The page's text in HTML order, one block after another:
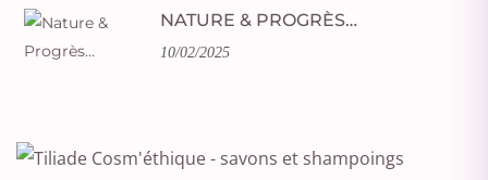
NATURE & PROGRÈS…
10/02/2025